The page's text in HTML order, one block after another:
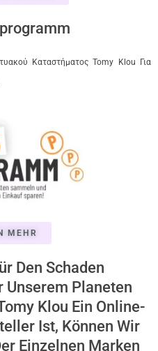
Καταστήματος Tomy Klou Για
MEHR
Den Schaden
Planeten
Klou Ein Online-
Ist, Können Wir
Einzelnen Marken